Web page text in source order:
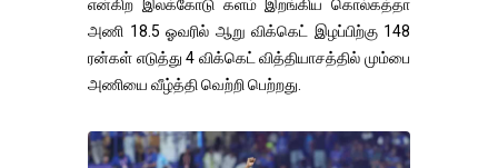
என்கிற இலக்கோடு களம் இறங்கிய கொல்கத்தா
அணி 18.5 ஓவரில் ஆறு விக்கெட் இழப்பிற்கு 148
ரன்கள் எடுத்து 4 விக்கெட் வித்தியாசத்தில் மும்பை
அணியை வீழ்த்தி வெற்றி பெற்றது.